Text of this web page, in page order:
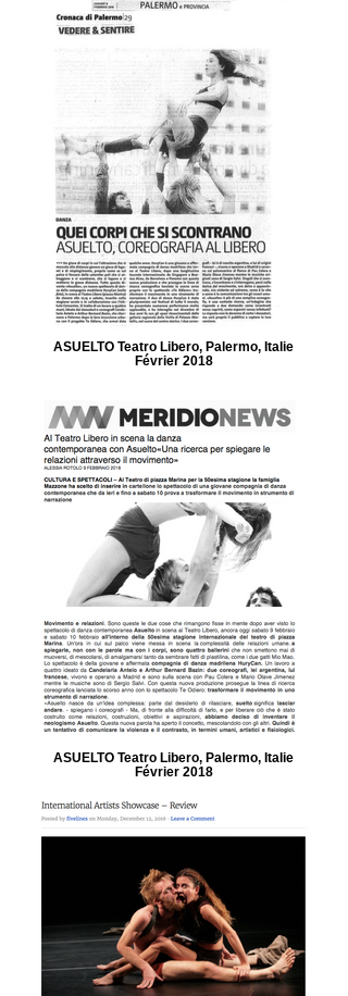
ASUELTO Teatro Libero, Palermo, Italie
Février 2018
ASUELTO Teatro Libero, Palermo, Italie
Février 2018